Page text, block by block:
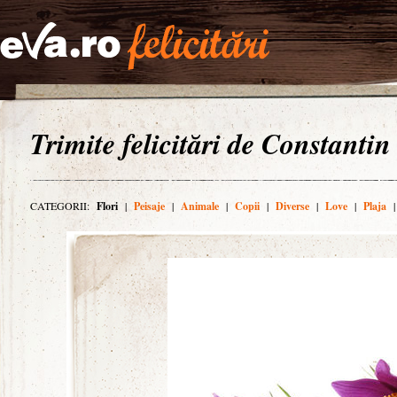
Trimite felicitări de
CATEGORII: Flori | Peisaje | Animale | Copii | Diverse | Love | Plaja |